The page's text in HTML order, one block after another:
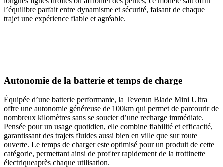
l’équilibre parfait entre dynamisme et sécurité, faisant de chaque
trajet une expérience fiable et agréable.
Autonomie de la batterie et temps de charge
Équipée d’une batterie performante, la Teverun Blade Mini Ultra
offre une autonomie généreuse de 100km qui permet de parcourir de
nombreux kilomètres sans se soucier d’une recharge immédiate.
Pensée pour un usage quotidien, elle combine fiabilité et efficacité,
garantissant des trajets fluides aussi bien en ville que sur route
ouverte. Le temps de charger este optimisé pour un produit de cette
catégorie, permettant ainsi de profiter rapidement de la trottinette
électriqueaprès chaque utilisation.